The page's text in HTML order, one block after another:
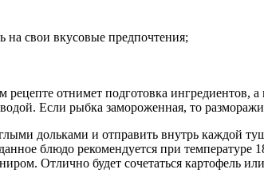
на свои вкусовые предпочтения;
отнимет подготовка ингредиентов,
Если рыбка замороженная, то
дольками и отправить внутрь каждой
блюдо рекомендуется при температуре
Отлично будет сочетаться картофель